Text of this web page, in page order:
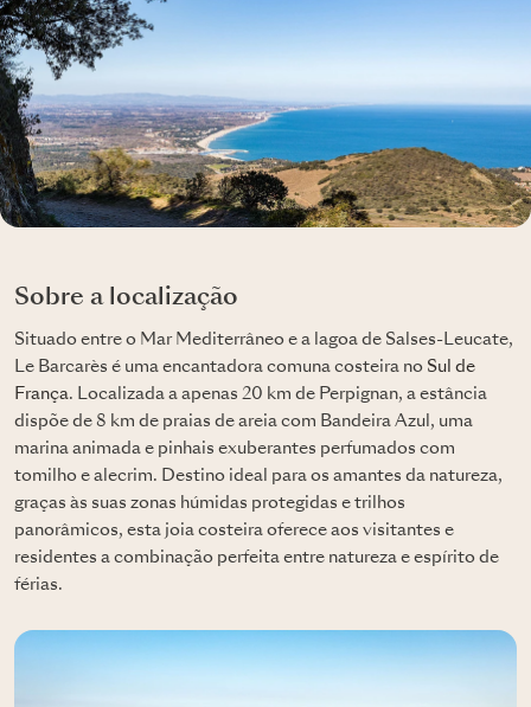
Sobre a localização
Situado entre o Mar Mediterrâneo e a lagoa de Salses-Leucate,
Le Barcarès é uma encantadora comuna costeira no Sul de
França. Localizada a apenas 20 km de Perpignan, a estância
dispõe de 8 km de praias de areia com Bandeira Azul, uma
marina animada e pinhais exuberantes perfumados com
tomilho e alecrim. Destino ideal para os amantes da natureza,
graças às suas zonas húmidas protegidas e trilhos
panorâmicos, esta joia costeira oferece aos visitantes e
residentes a combinação perfeita entre natureza e espírito de
férias.